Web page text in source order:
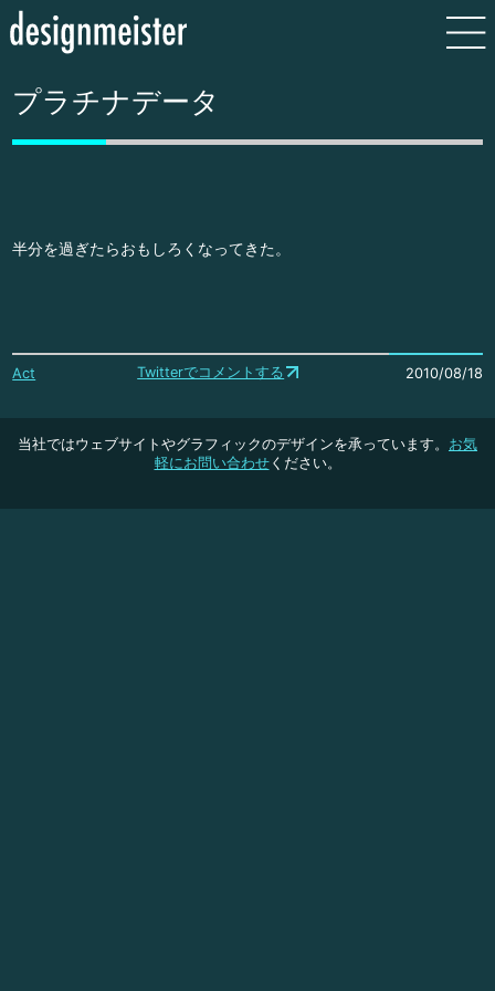
プラチナデータ
半分を過ぎたらおもしろくなってきた。
Act Twitterでコメントする 2010/08/18
当社ではウェブサイトやグラフィックのデザインを承っています。 お気
軽にお問い合わせください。